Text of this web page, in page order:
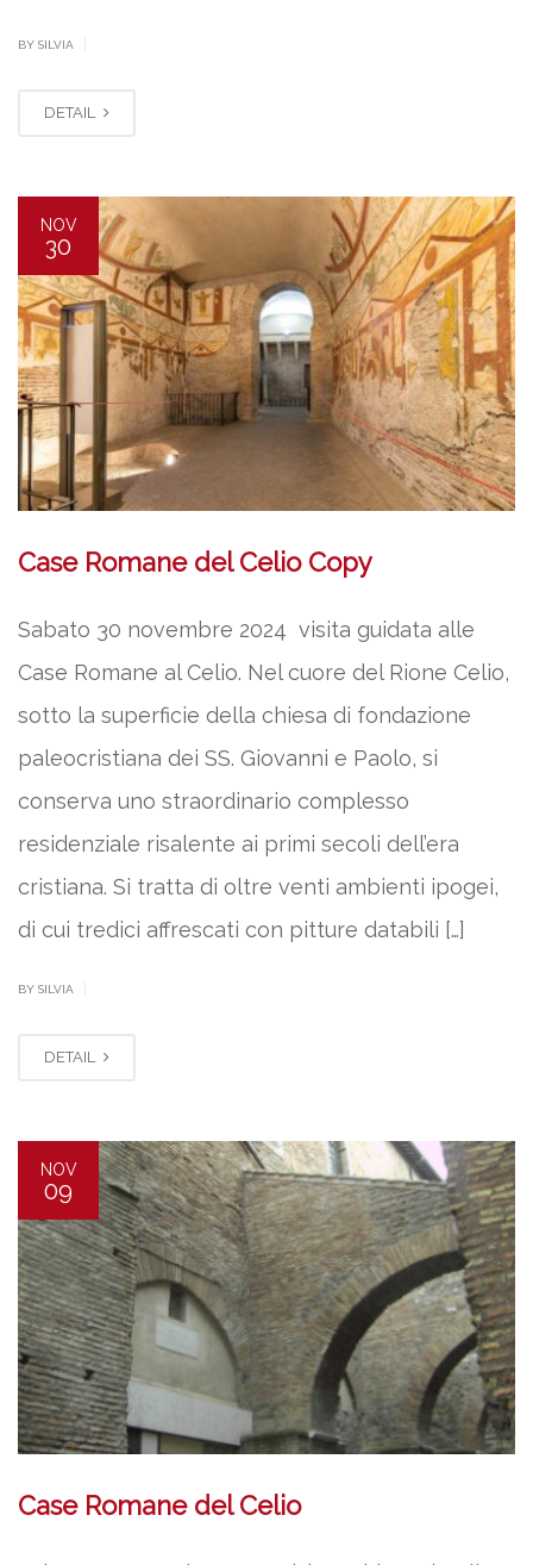
BY SILVIA
DETAIL
NOV
30
Case Romane del Celio Copy
Sabato 30 novembre 2024 visita guidata alle
Case Romane al Celio. Nel cuore del Rione Celio,
sotto la superficie della chiesa di fondazione
paleocristiana dei SS. Giovanni e Paolo, si
conserva uno straordinario complesso
residenziale risalente ai primi secoli dell’era
cristiana. Si tratta di oltre venti ambienti ipogei,
di cui tredici affrescati con pitture databili […]
BY SILVIA
DETAIL
NOV
09
Case Romane del Celio